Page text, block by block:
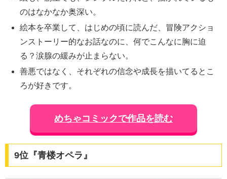
のはなかなか奥深い。
絵本を卒業して、はじめの頃に読んだ、冒険アクショ
ンストーリー的なお話なのに、何でこんなに胸に迫
る？涙腺の緩みが止まらない。
善悪ではなく、それぞれの信念や成長を描いてるとこ
ろが好きです。
めちゃコミックで作品を読む
9位『青楼オペラ』